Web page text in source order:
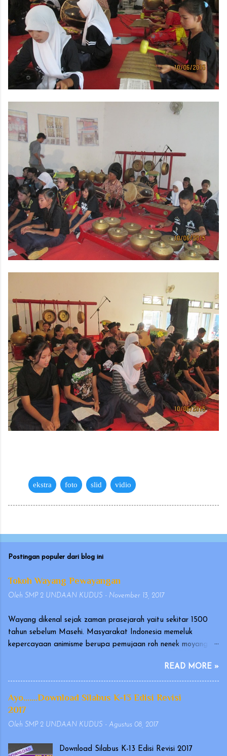
ekstra foto slid vidio
Postingan populer dari blog ini
Tokoh Wayang Pewayangan
Oleh SMP 2 UNDAAN KUDUS - November 13, 2017
Wayang dikenal sejak zaman prasejarah yaitu sekitar 1500
tahun sebelum Masehi. Masyarakat Indonesia memeluk
kepercayaan animisme berupa pemujaan roh nenek moyang
bentuk arca atau gambar. Wayang merupakan seni tradisional
Indonesia yang terutama berkembang di Pulau Jawa dan Bali.
Pertunjukan wayang telah diakui oleh UNESCO pada
tanggal 7 November 2003, sebagai karya kebudayaan yang
indah dan sangat berharga (Masterpiece of Oral and
Intangible Heritage of Humanity). Ada versi wayang yang
dimainkan oleh orang dengan memakai kostum, yang dikenal
READ MORE »
Ayo.......Download Silabus K-13 Edisi Revisi
2017
Oleh SMP 2 UNDAAN KUDUS - Agustus 08, 2017
Download Silabus K-13 Edisi Revisi 2017